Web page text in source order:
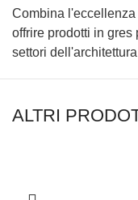
Combina
offrire prodotti in
settori
ALTRI